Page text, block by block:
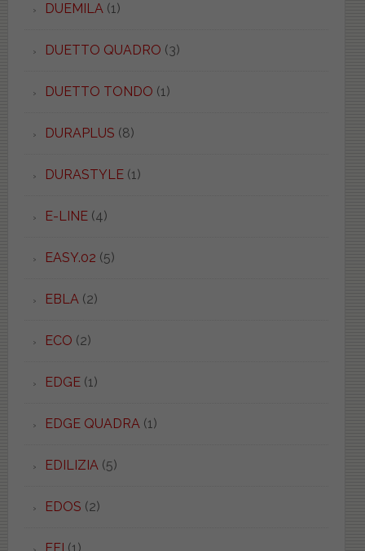
DUEMILA(1)
DUETTO QUADRO (3)
DUETTO TONDO (1)
DURAPLUS (8)
DURASTYLE(1)
E-LINE(4)
EASY.02 (5)
EBLA(2)
ECO (2)
EDGE(1)
EDGE QUADRA(1)
EDILIZIA(5)
EDOS (2)